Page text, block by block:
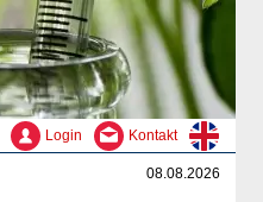
Login Kontakt
08.08.2026